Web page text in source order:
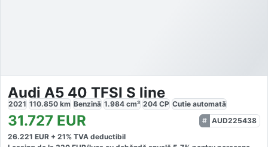
Audi A5 40 TFSI S line
2021 110.850 km Benzină 1.984 cm³ 204 CP Cutie automată
31.727 EUR
AUD225438
26.221 EUR + 21% TVA deductibil